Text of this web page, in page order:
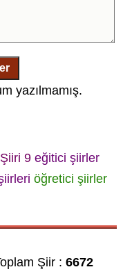
yazılmamış.
Şiiri 9 eğitici şiirler
öğretici şiirler
Şiir :6672